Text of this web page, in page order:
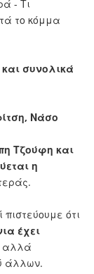
- Τι
το κόμμα
συνολικά
Νάσο
Τζούφη και
η
ότι
έχει
αλλά
άλλων.